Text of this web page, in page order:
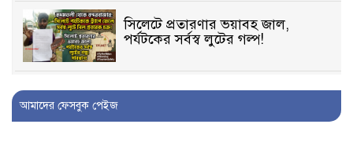
সিলেটে প্রতারণার ভয়াবহ জাল,
পর্যটকের সর্বস্ব লুটের গল্প!
বিআইডিসি’তে ১৫ বছরের দখলদারিত্ব
আমাদের ফেসবুক পেইজ